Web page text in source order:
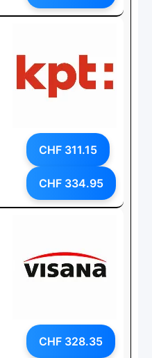
CHF 311.15
CHF 334.95
CHF 328.35